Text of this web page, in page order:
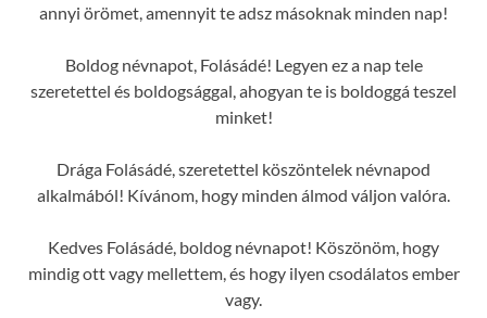
annyi örömet, amennyit te adsz másoknak minden nap!
Boldog névnapot, Folásádé! Legyen ez a nap tele
szeretettel és boldogsággal, ahogyan te is boldoggá teszel
minket!
Drága Folásádé, szeretettel köszöntelek névnapod
alkalmából! Kívánom, hogy minden álmod váljon valóra.
Kedves Folásádé, boldog névnapot! Köszönöm, hogy
mindig ott vagy mellettem, és hogy ilyen csodálatos ember
vagy.